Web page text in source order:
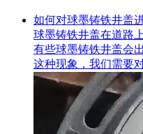
如何对球墨铸铁井盖
球墨铸铁井盖在道路
有些球墨铸铁井盖会
这种现象，我们需要